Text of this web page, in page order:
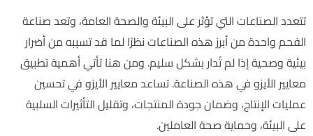
تتعدد الصناعات التي تؤثر على البيئة والصحة العامة، وتعد صناعة
الفحم واحدة من أبرز هذه الصناعات نظرًا لما قد تسببه من أضرار
بيئية وصحية إذا لم تُدار بشكل سليم. ومن هنا تأتي أهمية تطبيق
معايير الأيزو في هذه الصناعة. تساعد معايير الأيزو في تحسين
عمليات الإنتاج، وضمان جودة المنتجات، وتقليل التأثيرات السلبية
على البيئة، وحماية صحة العاملين.